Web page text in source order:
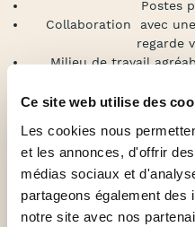
Ce site web utilise des
Les cookies nous
et les annonces, d'offrir
médias sociaux et
partageons également des
notre site avec nos
Postes
Collaboration avec
regarde
Milieu de travail
Salaire
Stationnement
À deux pas du métro